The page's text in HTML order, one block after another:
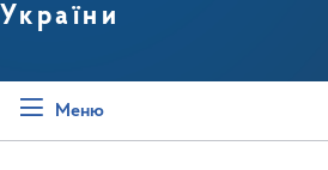
України
Меню